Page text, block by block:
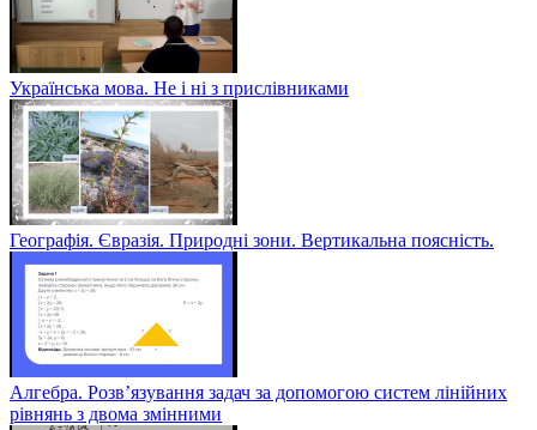
Українська мова. Не і ні з прислівниками
Географія. Євразія. Природні зони. Вертикальна поясність.
Алгебра. Розв’язування задач за допомогою систем лінійних
рівнянь з двома змінними